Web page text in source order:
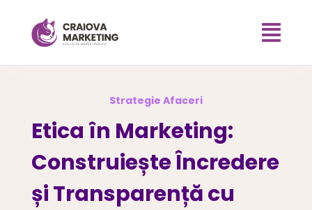

Strategie Afaceri
Etica în Marketing:
Construiește Încredere
și Transparență cu